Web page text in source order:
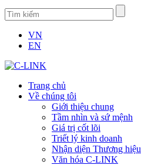
VN
EN
Trang chủ
Về chúng tôi
Giới thiệu chung
Tầm nhìn và sứ mệnh
Giá trị cốt lõi
Triết lý kinh doanh
Nhận diện Thương hiệu
Văn hóa C-LINK